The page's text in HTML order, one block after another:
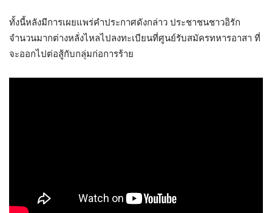
ทั้งนี้หลังมีการเผยแพร่คำประกาศดังกล่าว ประชาชนชาวอิรัก
จำนวนมากต่างหลั่งไหลไปลงทะเบียนที่ศูนย์รับสมัครทหารอาสา ที่
จะออกไปต่อสู้กับกลุ่มก่อการร้าย